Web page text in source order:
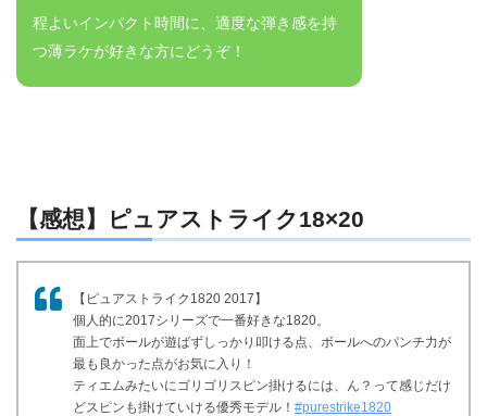
程よいインパクト時間に、適度な弾き感を持
つ薄ラケが好きな方にどうぞ！
【感想】ピュアストライク18×20
【ピュアストライク1820 2017】
個人的に2017シリーズで一番好きな1820。
面上でボールが遊ばずしっかり叩ける点、ボールへのパンチ力が
最も良かった点がお気に入り！
ティエムみたいにゴリゴリスピン掛けるには、ん？って感じだけ
どスピンも掛けていける優秀モデル！ #purestrike1820